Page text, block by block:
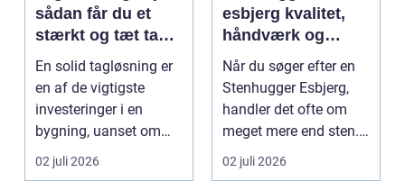
sådan får du et
stærkt og tæt tag i
mange år
En solid tagløsning er
en af de vigtigste
investeringer i en
bygning, uanset om
der er tale om bolig...
02 juli 2026
esbjerg kvalitet,
håndværk og
personlige
løsninger
Når du søger efter en
Stenhugger Esbjerg,
handler det ofte om
meget mere end sten.
Det handler om at...
02 juli 2026